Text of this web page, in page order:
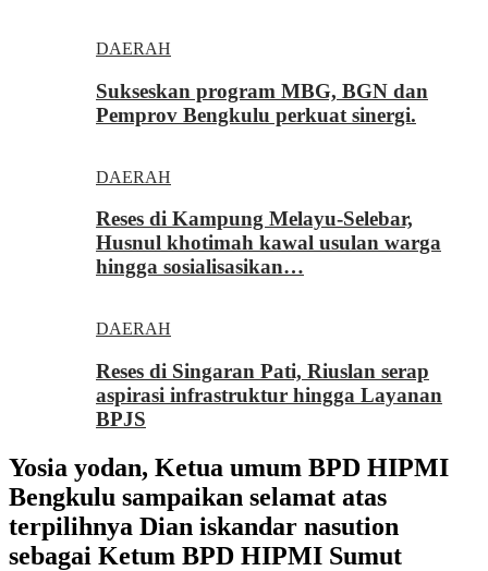
DAERAH
Sukseskan program MBG, BGN dan
Pemprov Bengkulu perkuat sinergi.
DAERAH
Reses di Kampung Melayu-Selebar,
Husnul khotimah kawal usulan warga
hingga sosialisasikan…
DAERAH
Reses di Singaran Pati, Riuslan serap
aspirasi infrastruktur hingga Layanan
BPJS
Yosia yodan, Ketua umum BPD HIPMI
Bengkulu sampaikan selamat atas
terpilihnya Dian iskandar nasution
sebagai Ketum BPD HIPMI Sumut